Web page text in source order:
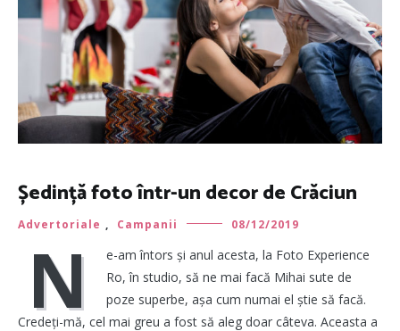
Ședință foto într-un decor de Crăciun
Advertoriale , Campanii 08/12/2019
N
e-am întors și anul acesta, la Foto Experience
Ro, în studio, să ne mai facă Mihai sute de
poze superbe, așa cum numai el știe să facă.
Credeți-mă, cel mai greu a fost să aleg doar câteva. Aceasta a